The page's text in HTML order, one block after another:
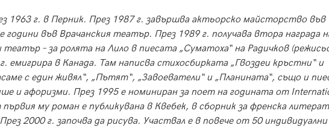
1963 г. в Перник. През 1987 г. завършва актьорско майсторство във
във Врачанския театър. През 1989 г. получава втора награда
театър – за ролята на Лило в пиесата „Суматоха“ на Радичков
емигрира в Канада. Там написва стихосбирката „Гвоздеи кръстни“ и
с един живял“, „Пътят“, „Завоеватели“ и „Планината“, също и
и афоризми. През 1995 е номиниран за поет на годината от
му роман е публикувана в Квебек, в сборник за френска
През 2000 г. започва да рисува. Участвал е в повече от 50